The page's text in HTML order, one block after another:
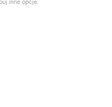
inne opcje.